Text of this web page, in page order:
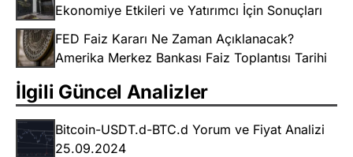
Ekonomiye Etkileri ve Yatırımcı İçin Sonuçları
FED Faiz Kararı Ne Zaman Açıklanacak?
Amerika Merkez Bankası Faiz Toplantısı Tarihi
İlgili Güncel Analizler
Bitcoin-USDT.d-BTC.d Yorum ve Fiyat Analizi
25.09.2024